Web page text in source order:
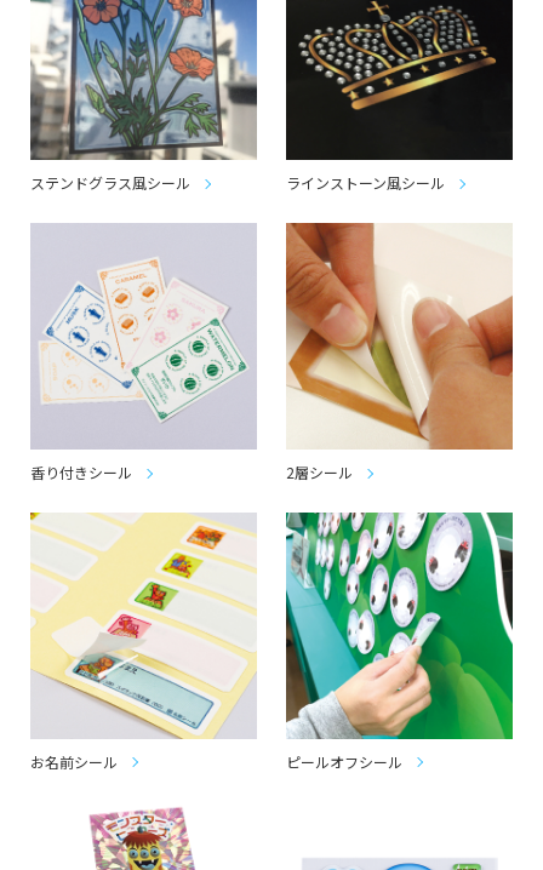
ステンドグラス風シール ラインストーン風シール
香り付きシール 2層シール
お名前シール ピールオフシール